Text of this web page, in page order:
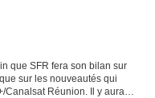
que SFR fera son bilan sur
sur les nouveautés qui
Canalsat Réunion. Il y aura